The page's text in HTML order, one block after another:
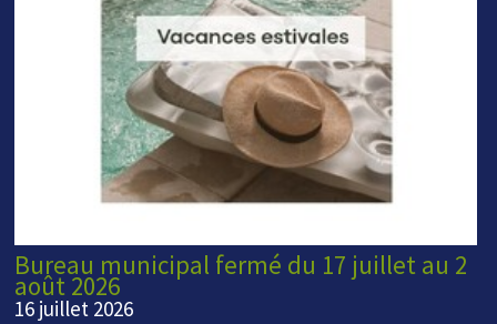
Bureau municipal fermé du 17 juillet au 2
août 2026
16 juillet 2026